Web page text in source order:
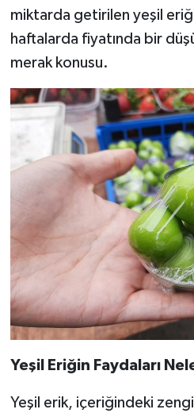
miktarda getirilen yeşil
haftalarda fiyatında bir
merak konusu.
Yeşil Eriğin Faydaları
Yeşil erik, içeriğindeki